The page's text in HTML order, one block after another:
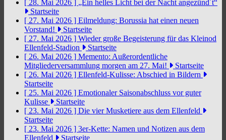
[ 28. Mai 2026 ] „Ein helles Licht bei der Nacht angezünd´t“
Startseite
[ 27. Mai 2026 ] Eilmeldung: Borussia hat einen neuen
Vorstand!
Startseite
[ 27. Mai 2026 ] Wieder große Begeisterung für das Kleinod
Ellenfeld-Stadion
Startseite
[ 26. Mai 2026 ] Memento: Außerordentliche
Mitgliederversammlung morgen am 27. Mai!
Startseite
[ 26. Mai 2026 ] Ellenfeld-Kulisse: Abschied in Bildern
Startseite
[ 25. Mai 2026 ] Emotionaler Saisonabschluss vor guter
Kulisse
Startseite
[ 23. Mai 2026 ] Die vier Musketiere aus dem Ellenfeld
Startseite
[ 23. Mai 2026 ] 3er-Kette: Namen und Notizen aus dem
Ellenfeld
Startseite